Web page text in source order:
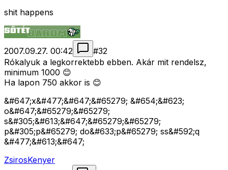
shit happens
2007.09.27. 00:42 #32
Rókalyuk a legkorrektebb ebben. Akár mit rendelsz,
minimum 1000 😊
Ha lapon 750 akkor is 😊
&#647;x&#477;&#647;&#65279; &#654;&#623;
o&#647;&#65279;&#65279;
s&#305;&#613;&#647;&#65279;&#65279;
p&#305;p&#65279; do&#633;p&#65279; ss&#592;q
&#477;&#613;&#647;
ZsirosKenyer